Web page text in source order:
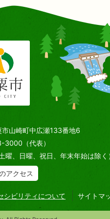
山崎町中広瀬133番地6
（代表）
土曜、日曜、祝日、年末年始は除く
アクセス
シビリティについて サイトマ